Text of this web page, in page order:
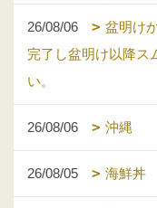
26/08/06
盆明け
完了し盆明け以降ス
い。
26/08/06 沖縄
26/08/05 海鮮丼